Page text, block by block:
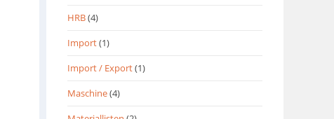
HRB(4)
Import(1)
Import / Export(1)
Maschine(4)